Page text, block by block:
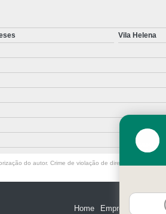
Vila Helena
do autor. Crime de violação de direito autoral –
Home Empresa